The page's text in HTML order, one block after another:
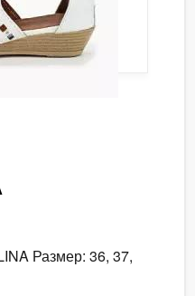
Размер: 36, 37,